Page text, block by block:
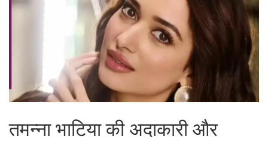
तमन्ना भाटिया की अदाकारी और